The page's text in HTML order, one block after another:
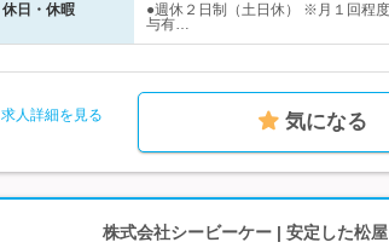
休日・休暇
●週休２日制（土日休） ※月１回程
与有…
求人詳細を見る 気になる
株式会社シービーケー | 安定した松